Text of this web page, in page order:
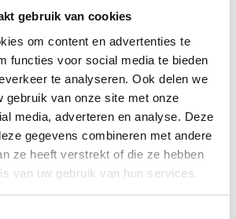
gebruik van cookies
om content en advertenties te
functies voor social media te bieden
te analyseren. Ook delen we
gebruik van onze site met onze
media, adverteren en analyse. Deze
gegevens combineren met andere
ze heeft verstrekt of die ze hebben
van uw gebruik van hun services.
stuk nodig heeft of meerdere platen in
ook boorgaten, uitsparingen of
Neem contact met ons op voor
die perfect passen bij uw toepassing.
HMPE500 zwart
van eigenschappen is HMPE500 plaat in
een breed scala aan toepassingen:
in transportsystemen
in installaties, bunkers of opslagsystemen